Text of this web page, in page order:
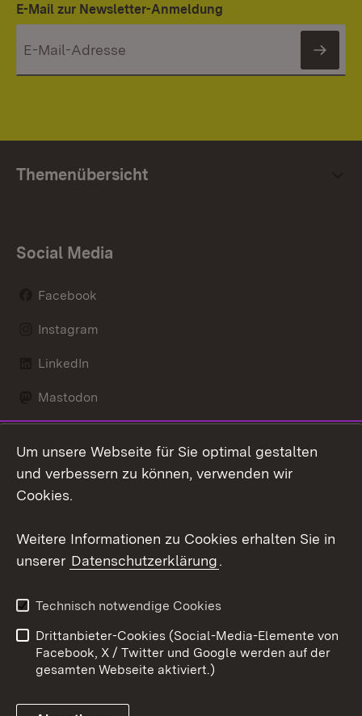
E-Mail zur Newsletter-Anmeldung
Themenübersicht
Social Media
Facebook
Instagram
LinkedIn
Mastodon
X / Twitter
Youtube
Kontakt
Datenschutz
Barrierefreiheit
Impressum Cookies
Um unsere Webseite für Sie optimal gestalten
und verbessern zu können, verwenden wir
Cookies.
Weitere Informationen zu Cookies erhalten Sie in
unserer Datenschutzerklärung.
Technisch notwendige Cookies
Drittanbieter-Cookies (Social-Media-Elemente von
Facebook, X / Twitter und Google werden auf der
gesamten Webseite aktiviert.)